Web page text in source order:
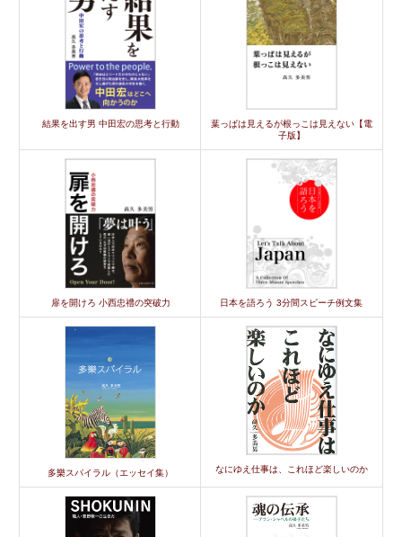
結果を出す男 中田宏の思考と行動
葉っぱは見えるが根っこは見えない【電
子版】
扉を開けろ 小西忠禮の突破力 日本を語ろう 3分間スピーチ例文集
多樂スパイラル（エッセイ集） なにゆえ仕事は、これほど楽しいのか